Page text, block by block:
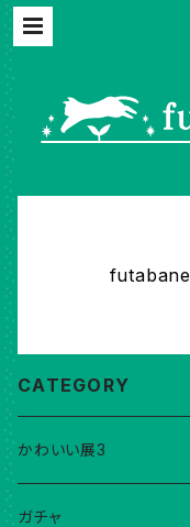
CATEGORY
かわいい展3
こはる
ガチャ